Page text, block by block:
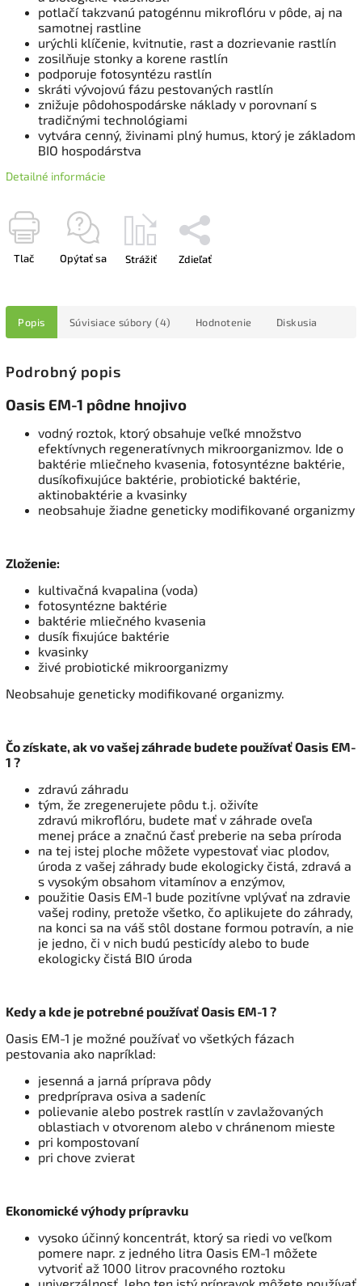
potlačí takzvanú patogénnu mikroflóru v pôde, aj na
samotnej rastline
urýchli klíčenie, kvitnutie, rast a dozrievanie rastlín
zosilňuje stonky a korene rastlín
podporuje fotosyntézu rastlín
skráti vývojovú fázu pestovaných rastlín
znižuje pôdohospodárske náklady v porovnaní s
tradičnými technológiami
vytvára cenný, živinami plný humus, ktorý je základom
BIO hospodárstva
Detailné informácie
Tlač Opýtať sa Strážiť Zdieľať
Popis Súvisiace súbory (4) Hodnotenie Diskusia
Podrobný popis
Oasis EM-1 pôdne hnojivo
vodný roztok, ktorý obsahuje veľké množstvo
efektívnych regeneratívnych mikroorganizmov. Ide o
baktérie mliečneho kvasenia, fotosyntézne baktérie,
dusíkofixujúce baktérie, probiotické baktérie,
aktinobaktérie a kvasinky
neobsahuje žiadne geneticky modifikované organizmy
Zloženie:
kultivačná kvapalina (voda)
fotosyntézne baktérie
baktérie mliečného kvasenia
dusík fixujúce baktérie
kvasinky
živé probiotické mikroorganizmy
Neobsahuje geneticky modifikované organizmy.
Čo získate, ak vo vašej záhrade budete používať Oasis EM-
1 ?
zdravú záhradu
tým, že zregenerujete pôdu t.j. oživíte
zdravú mikroflóru, budete mať v záhrade oveľa
menej práce a značnú časť preberie na seba príroda
na tej istej ploche môžete vypestovať viac plodov,
úroda z vašej záhrady bude ekologicky čistá, zdravá a
s vysokým obsahom vitamínov a enzýmov,
použitie Oasis EM-1 bude pozitívne vplývať na zdravie
vašej rodiny, pretože všetko, čo aplikujete do záhrady,
na konci sa na váš stôl dostane formou potravín, a nie
je jedno, či v nich budú pesticídy alebo to bude
ekologicky čistá BIO úroda
Kedy a kde je potrebné používať Oasis EM-1 ?
Oasis EM-1 je možné používať vo všetkých fázach
pestovania ako napríklad:
jesenná a jarná príprava pôdy
predpríprava osiva a sadeníc
polievanie alebo postrek rastlín v zavlažovaných
oblastiach v otvorenom alebo v chránenom mieste
pri kompostovaní
pri chove zvierat
Ekonomické výhody prípravku
vysoko účinný koncentrát, ktorý sa riedi vo veľkom
pomere napr. z jedného litra Oasis EM-1 môžete
vytvoriť až 1000 litrov pracovného roztoku